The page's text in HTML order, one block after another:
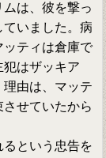
は、彼を撃っ
いました。病
ッティは倉庫で
はザッキア
由は、マッテ
せていたから
という忠告を